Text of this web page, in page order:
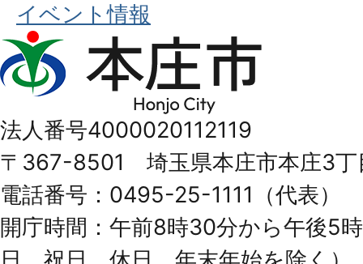
イベント情報
本
庄
Honjo
City
法人番号4000020112119
〒367-8501 埼玉県本庄市本庄3丁
電話番号：0495-25-1111（代表）
開庁時間：午前8時30分から午後5